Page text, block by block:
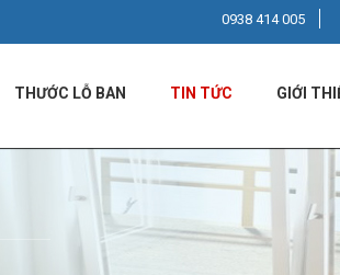
0938 414 005
THƯỚC LỖ BAN TIN TỨC GIỚI